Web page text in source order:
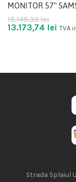
MONITOR 57"
15.145,33lei
13.173,74 lei TVA
Strada Splaiul